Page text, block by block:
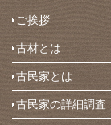
ご挨拶
古材とは
古民家とは
古民家の詳細調査